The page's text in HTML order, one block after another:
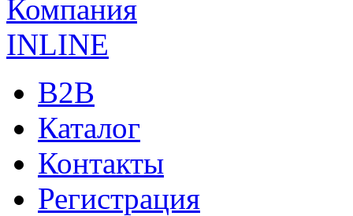
B2B
Каталог
Контакты
Регистрация